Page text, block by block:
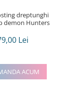
demon Hunters
Lei
ACUM